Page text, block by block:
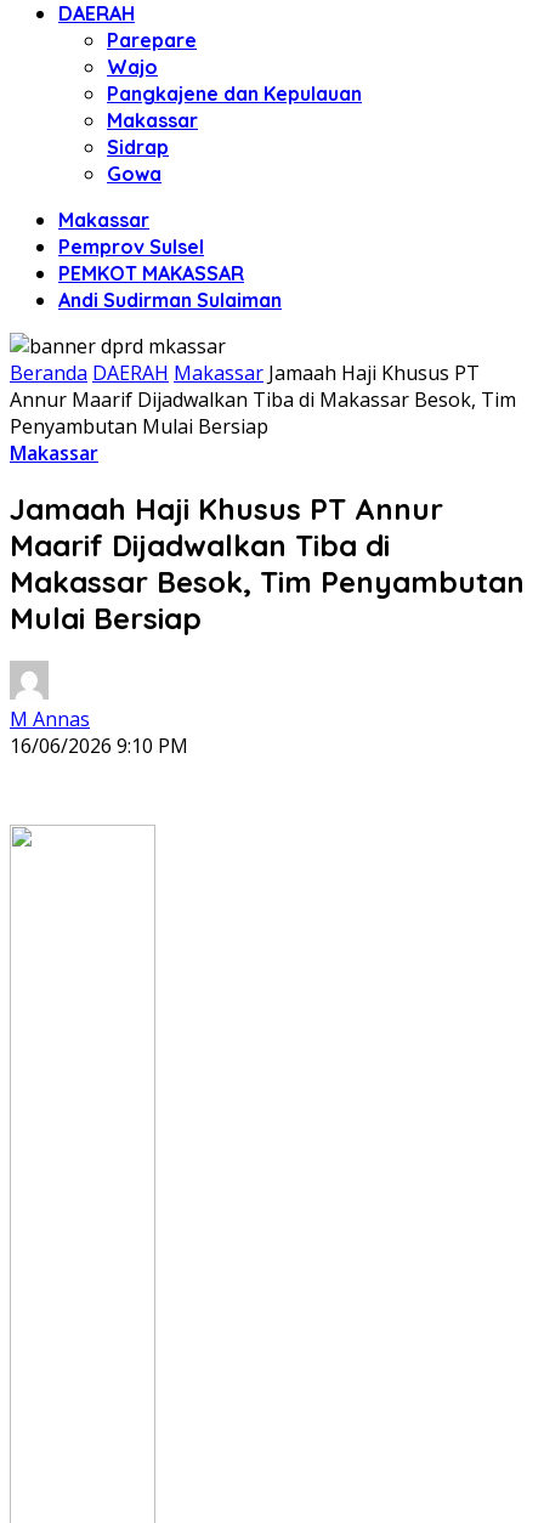
DAERAH
Parepare
Wajo
Pangkajene dan Kepulauan
Makassar
Sidrap
Gowa
Makassar
Pemprov Sulsel
PEMKOT MAKASSAR
Andi Sudirman Sulaiman
Beranda DAERAH Makassar Jamaah Haji Khusus PT
Annur Maarif Dijadwalkan Tiba di Makassar Besok, Tim
Penyambutan Mulai Bersiap
Makassar
Jamaah Haji Khusus PT Annur
Maarif Dijadwalkan Tiba di
Makassar Besok, Tim Penyambutan
Mulai Bersiap
M Annas
16/06/2026 9:10 PM